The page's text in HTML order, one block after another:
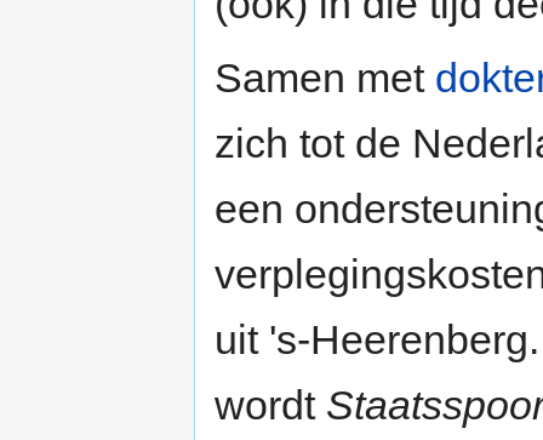
Samen met
zich tot de
een
uit 's-
wordt